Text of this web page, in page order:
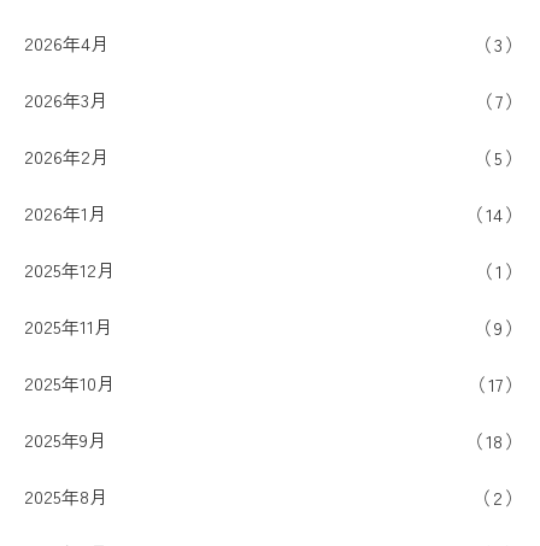
2026年4月 3
2026年3月 7
2026年2月 5
2026年1月 14
2025年12月 1
2025年11月 9
2025年10月 17
2025年9月 18
2025年8月 2